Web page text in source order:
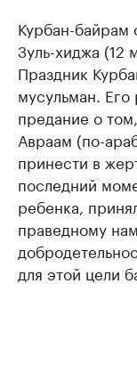
Курбан-байрам
Зуль-хиджа (12
Праздник
мусульман. Его
предание о
Авраам (по-
принести в
последний
ребенка,
праведному
для этой цели